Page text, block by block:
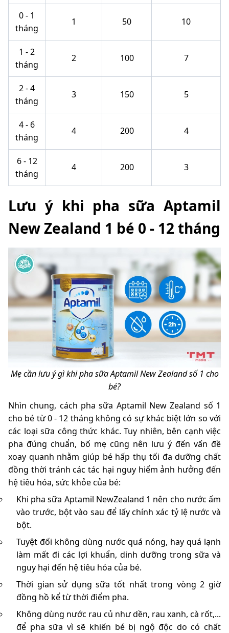
0 - 1
tháng
1 50 10
1 - 2
tháng
2 100 7
2 - 4
tháng
3 150 5
4 - 6
tháng
4 200 4
6 - 12
tháng
4 200 3
Lưu ý khi pha sữa Aptamil
New Zealand 1 bé 0 - 12 tháng
Mẹ cần lưu ý gì khi pha sữa Aptamil New Zealand số 1 cho
bé?
Nhìn chung, cách pha sữa Aptamil New Zealand số 1
cho bé từ 0 - 12 tháng không có sự khác biệt lớn so với
các loại sữa công thức khác. Tuy nhiên, bên cạnh việc
pha đúng chuẩn, bố mẹ cũng nên lưu ý đến vấn đề
xoay quanh nhằm giúp bé hấp thụ tối đa dưỡng chất
đồng thời tránh các tác hại nguy hiểm ảnh hưởng đến
hệ tiêu hóa, sức khỏe của bé:
Khi pha sữa Aptamil NewZealand 1 nên cho nước ấm
vào trước, bột vào sau để lấy chính xác tỷ lệ nước và
bột.
Tuyệt đối không dùng nước quá nóng, hay quá lạnh
làm mất đi các lợi khuẩn, dinh dưỡng trong sữa và
nguy hại đến hệ tiêu hóa của bé.
Thời gian sử dụng sữa tốt nhất trong vòng 2 giờ
đồng hồ kể từ thời điểm pha.
Không dùng nước rau củ như dền, rau xanh, cà rốt,...
để pha sữa vì sẽ khiến bé bị ngộ độc do có chất